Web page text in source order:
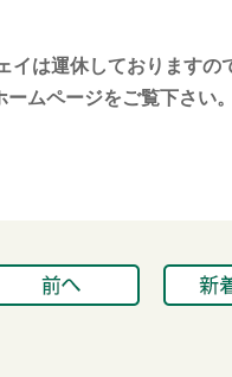
イは運休しておりますの
ムページをご覧下さい